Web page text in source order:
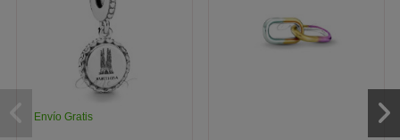
Envío Gratis